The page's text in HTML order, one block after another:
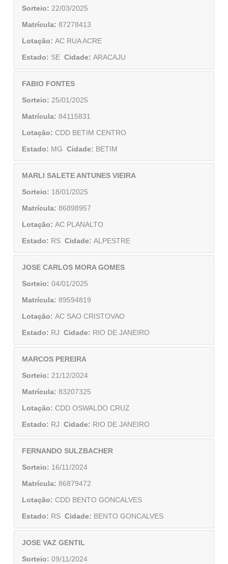
Sorteio: 22/03/2025
Matrícula: 87278413
Lotação: AC RUA ACRE
Estado: SE Cidade: ARACAJU
FABIO FONTES
Sorteio: 25/01/2025
Matrícula: 84115831
Lotação: CDD BETIM CENTRO
Estado: MG Cidade: BETIM
MARLI SALETE ANTUNES VIEIRA
Sorteio: 18/01/2025
Matrícula: 86898957
Lotação: AC PLANALTO
Estado: RS Cidade: ALPESTRE
JOSE CARLOS MORA GOMES
Sorteio: 04/01/2025
Matrícula: 89594819
Lotação: AC SAO CRISTOVAO
Estado: RJ Cidade: RIO DE JANEIRO
MARCOS PEREIRA
Sorteio: 21/12/2024
Matrícula: 83207325
Lotação: CDD OSWALDO CRUZ
Estado: RJ Cidade: RIO DE JANEIRO
FERNANDO SULZBACHER
Sorteio: 16/11/2024
Matrícula: 86879472
Lotação: CDD BENTO GONCALVES
Estado: RS Cidade: BENTO GONCALVES
JOSE VAZ GENTIL
Sorteio: 09/11/2024